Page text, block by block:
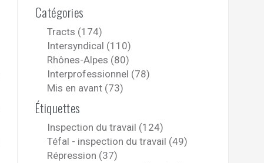
:Catégories
Tracts (174)
Intersyndical (110)
Rhônes-Alpes (80)
Interprofessionnel (78)
Mis en avant (73)
Étiquettes
Inspection du travail (124)
Téfal - inspection du travail (49)
Répression (37)